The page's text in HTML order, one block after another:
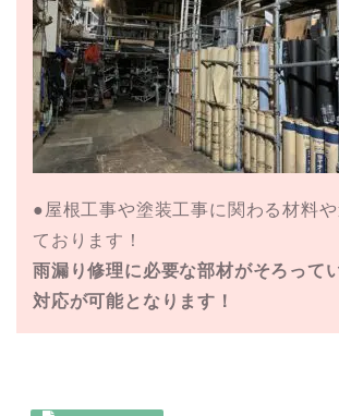
●屋根工事や塗装工事に関わる材料
ております！
雨漏り修理に必要な部材がそろって
対応が可能となります！